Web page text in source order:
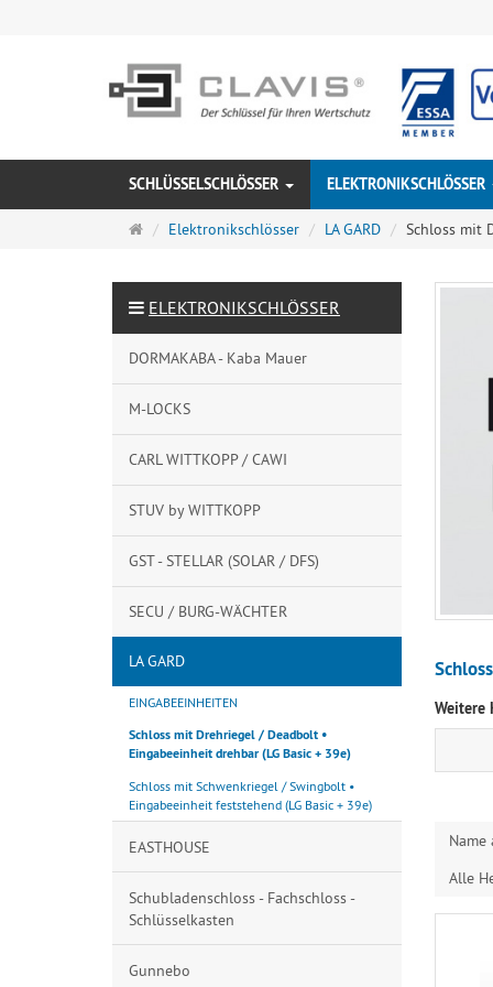
SCHLÜSSELSCHLÖSSER ELEKTRONIKSCHLÖSSER
Startseite
Elektronikschlösser LA GARD Schloss mit
Weitere
Name
Alle
ELEKTRONIKSCHLÖSSER
DORMAKABA - Kaba Mauer
M-LOCKS
CARL WITTKOPP / CAWI
STUV by WITTKOPP
GST - STELLAR (SOLAR / DFS)
SECU / BURG-WÄCHTER
LA GARD
EINGABEEINHEITEN
Schloss mit Drehriegel / Deadbolt •
Eingabeeinheit drehbar (LG Basic + 39e)
Schloss mit Schwenkriegel / Swingbolt •
Eingabeeinheit feststehend (LG Basic + 39e)
EASTHOUSE
Schubladenschloss - Fachschloss -
Schlüsselkasten
Gunnebo